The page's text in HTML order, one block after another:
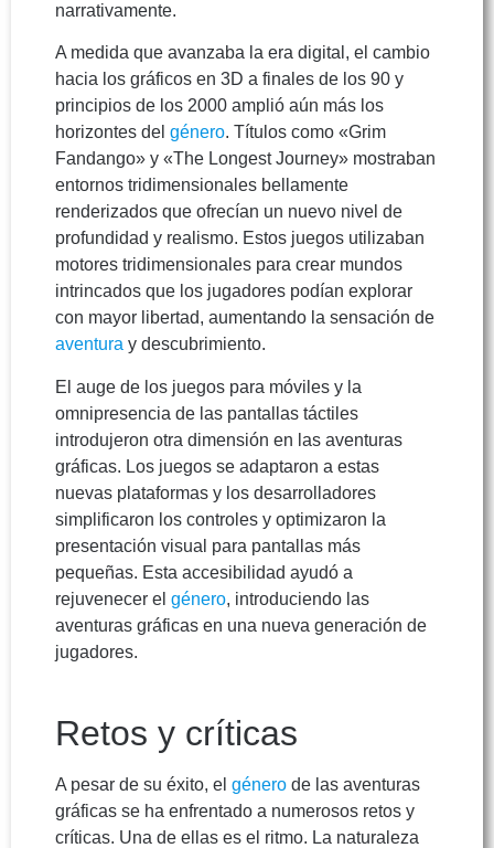
narrativamente.
A medida que avanzaba la era digital, el cambio
hacia los gráficos en 3D a finales de los 90 y
principios de los 2000 amplió aún más los
horizontes del género. Títulos como «Grim
Fandango» y «The Longest Journey» mostraban
entornos tridimensionales bellamente
renderizados que ofrecían un nuevo nivel de
profundidad y realismo. Estos juegos utilizaban
motores tridimensionales para crear mundos
intrincados que los jugadores podían explorar
con mayor libertad, aumentando la sensación de
aventura y descubrimiento.
El auge de los juegos para móviles y la
omnipresencia de las pantallas táctiles
introdujeron otra dimensión en las aventuras
gráficas. Los juegos se adaptaron a estas
nuevas plataformas y los desarrolladores
simplificaron los controles y optimizaron la
presentación visual para pantallas más
pequeñas. Esta accesibilidad ayudó a
rejuvenecer el género, introduciendo las
aventuras gráficas en una nueva generación de
jugadores.
Retos y críticas
A pesar de su éxito, el género de las aventuras
gráficas se ha enfrentado a numerosos retos y
críticas. Una de ellas es el ritmo. La naturaleza